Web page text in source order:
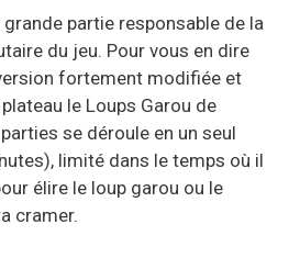
partie responsable de la
du jeu. Pour vous en dire
fortement modifiée et
le Loups Garou de
se déroule en un seul
limité dans le temps où il
élire le loup garou ou le
cramer.